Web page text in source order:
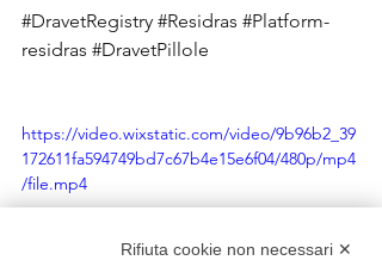
#DravetRegistry #Residras #Platform-
residras #DravetPillole
https://video.wixstatic.com/video/9b96b2_39
172611fa594749bd7c67b4e15e6f04/480p/mp4
/file.mp4
Rifiuta cookie non necessari ✕